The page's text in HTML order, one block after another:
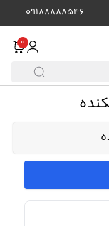
09188888546
0